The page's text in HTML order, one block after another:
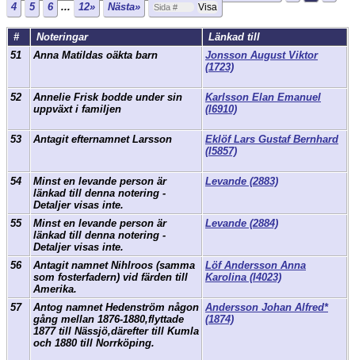
4
5 6 ... 12» Nästa»
# Noteringar
Länkad till
51
Anna Matildas oäkta barn
Jonsson August Viktor
(1723)
52
Annelie Frisk bodde under sin
uppväxt i familjen
Karlsson Elan Emanuel
(I6910)
53 Antagit efternamnet Larsson
Eklöf Lars Gustaf Bernhard
(I5857)
54
Minst en levande person är
länkad till denna notering -
Detaljer visas inte.
Levande (2883)
55
Minst en levande person är
länkad till denna notering -
Detaljer visas inte.
Levande (2884)
56
Antagit namnet Nihlroos (samma
som fosterfadern) vid färden till
Amerika.
Löf Andersson Anna
Karolina (I4023)
57
Antog namnet Hedenström någon
gång mellan 1876-1880,flyttade
1877 till Nässjö,därefter till Kumla
och 1880 till Norrköping.
Andersson Johan Alfred*
(1874)